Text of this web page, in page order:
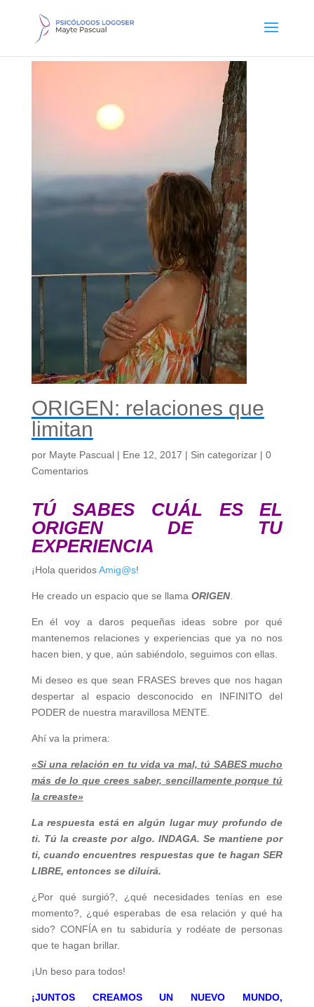
ORIGEN: relaciones que
limitan
por Mayte Pascual| Ene 12, 2017 | Sin categorizar| 0
Comentarios
TÚ SABES CUÁL ES EL
ORIGEN DE TU
EXPERIENCIA
¡Hola queridosAmig@s!
He creado un espacio que se llama ORIGEN.
En él voy a daros pequeñas ideas sobre por qué
mantenemos relaciones y experiencias que ya no nos
hacen bien, y que, aún sabiéndolo, seguimos con ellas.
Mi deseo es que sean FRASES breves que nos hagan
despertar al espacio desconocido en INFINITO del
PODER de nuestra maravillosa MENTE.
Ahí va la primera:
«Si una relación en tu vida va mal, tú SABES mucho
más de lo que crees saber, sencillamente porque tú
la creaste»
La respuesta está en algún lugar muy profundo de
ti. Tú la creaste por algo. INDAGA. Se mantiene por
ti, cuando encuentres respuestas que te hagan SER
LIBRE, entonces se diluirá.
¿Por qué surgió?, ¿qué necesidades tenías en ese
momento?, ¿qué esperabas de esa relación y qué ha
sido? CONFÍA en tu sabiduría y rodéate de personas
que te hagan brillar.
¡Un beso para todos!
¡JUNTOS CREAMOS UN NUEVO MUNDO,